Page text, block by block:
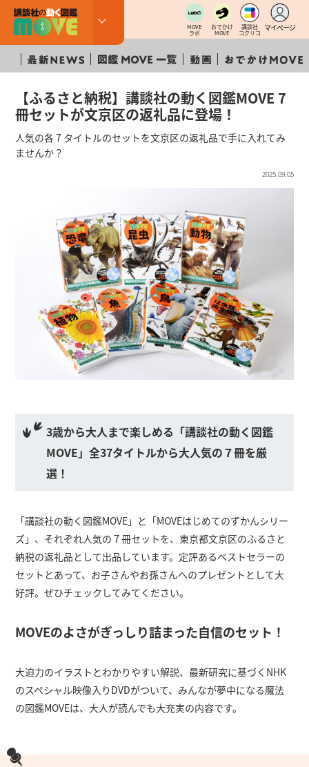
MOVE
ラボ
おでかけ
MOVE
講談社
コクリコ
マイページ
【ふるさと納税】講談社の動く図鑑MOVE 7
冊セットが文京区の返礼品に登場！
人気の各 7 タイトルのセットを文京区の返礼品で手に入れてみ
ませんか？
2025.09.05
3歳から大人まで楽しめる「講談社の動く図鑑
MOVE」全37タイトルから大人気の７冊を厳
選！
「講談社の動く図鑑MOVE」と「MOVEはじめてのずかんシリー
ズ」、それぞれ人気の７冊セットを、東京都文京区のふるさと
納税の返礼品として出品しています。定評あるベストセラーの
セットとあって、お子さんやお孫さんへのプレゼントとして大
好評。ぜひチェックしてみてください。
MOVEのよさがぎっしり詰まった自信のセット！
大迫力のイラストとわかりやすい解説、最新研究に基づくNHK
のスペシャル映像入りDVDがついて、みんなが夢中になる魔法
の図鑑MOVEは、大人が読んでも大充実の内容です。